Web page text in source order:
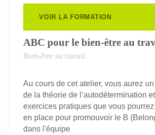
VOIR LA FORMATION
ABC pour le bien-être au
Bien-être au travail
Au cours de cet atelier, vous aurez
de la théorie de l’autodétermination
exercices pratiques que vous
en place pour promouvoir le B
dans l'équipe